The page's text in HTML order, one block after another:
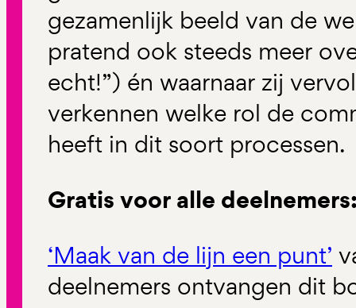
gezamenlijk beeld van de
pratend ook steeds meer
echt!”) én waarnaar zij
verkennen welke rol de
heeft in dit soort processen.
Gratis voor alle
‘Maak van de lijn een punt’
deelnemers ontvangen dit